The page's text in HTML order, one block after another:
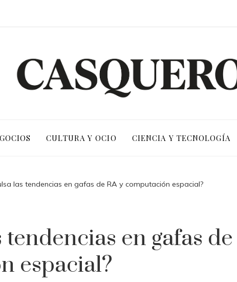
CULTURA Y OCIO CIENCIA Y TECNOLOGÍA
las tendencias en gafas de RA y computación espacial?
en gafas de
espacial?